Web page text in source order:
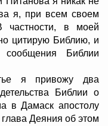
я, при всем своем
частности, в моей
цитирую Библию, и
Библии
я привожу два
Библии о
в Дамаск апостолу
Деяния об этом